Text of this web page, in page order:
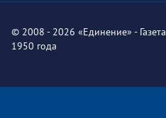
© 2008 - 2026 «Единение» -
1950 года